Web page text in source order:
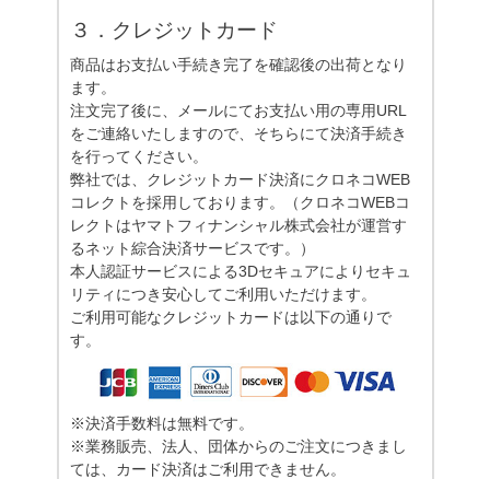
３．クレジットカード
商品はお支払い手続き完了を確認後の出荷となり
ます。
注文完了後に、メールにてお支払い用の専用URL
をご連絡いたしますので、そちらにて決済手続き
を行ってください。
弊社では、クレジットカード決済にクロネコWEB
コレクトを採用しております。（クロネコWEBコ
レクトはヤマトフィナンシャル株式会社が運営す
るネット綜合決済サービスです。）
本人認証サービスによる3Dセキュアによりセキュ
リティにつき安心してご利用いただけます。
ご利用可能なクレジットカードは以下の通りで
す。
※決済手数料は無料です。
※業務販売、法人、団体からのご注文につきまし
ては、カード決済はご利用できません。